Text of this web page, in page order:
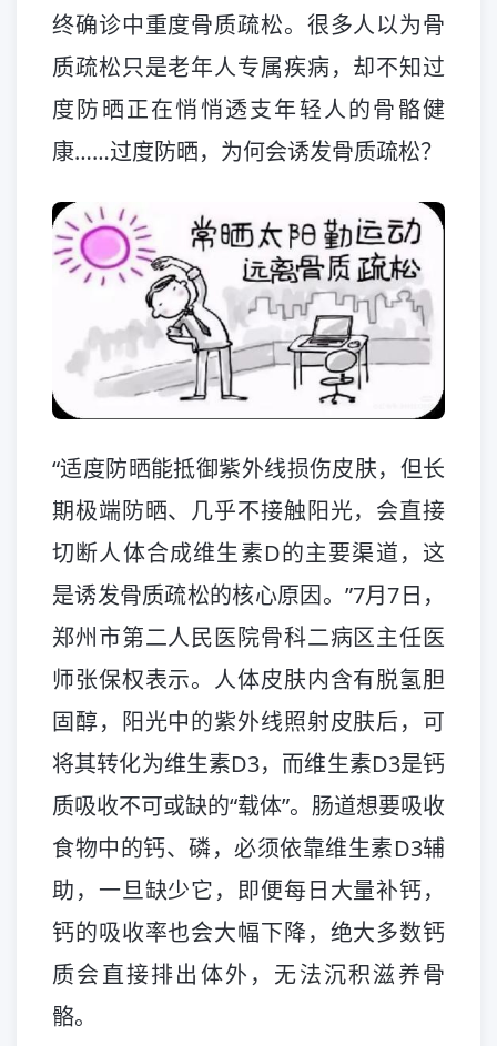
终确诊中重度骨质疏松。很多人以为骨
质疏松只是老年人专属疾病，却不知过
度防晒正在悄悄透支年轻人的骨骼健
康……过度防晒，为何会诱发骨质疏松？
“适度防晒能抵御紫外线损伤皮肤，但长
期极端防晒、几乎不接触阳光，会直接
切断人体合成维生素D的主要渠道，这
是诱发骨质疏松的核心原因。”7月7日，
郑州市第二人民医院骨科二病区主任医
师张保权表示。人体皮肤内含有脱氢胆
固醇，阳光中的紫外线照射皮肤后，可
将其转化为维生素D3，而维生素D3是钙
质吸收不可或缺的“载体”。肠道想要吸收
食物中的钙、磷，必须依靠维生素D3辅
助，一旦缺少它，即便每日大量补钙，
钙的吸收率也会大幅下降，绝大多数钙
质会直接排出体外，无法沉积滋养骨
骼。